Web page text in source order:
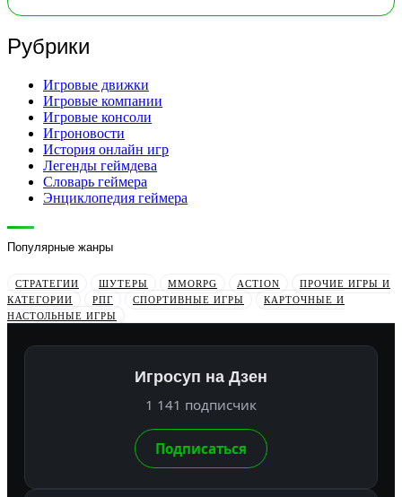
Рубрики
Игровые движки
Игровые компании
Игровые консоли
Игроновости
История онлайн игр
Легенды геймдева
Словарь геймера
Энциклопедия геймера
Популярные жанры
СТРАТЕГИИ ШУТЕРЫ MMORPG ACTION
ПРОЧИЕ ИГРЫ И
КАТЕГОРИИ
РПГ СПОРТИВНЫЕ ИГРЫ
КАРТОЧНЫЕ И
НАСТОЛЬНЫЕ ИГРЫ
Игросуп на Дзен
1 141 подписчик
Подписаться